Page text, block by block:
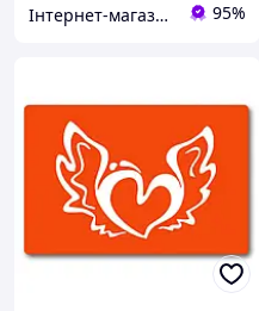
Інтернет-магазин "Vegvisir" 95%